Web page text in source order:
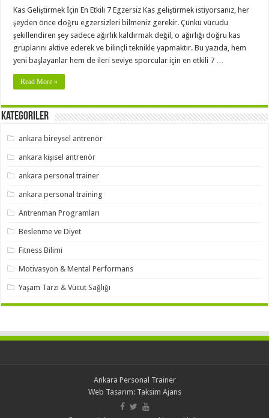
Kas Geliştirmek İçin En Etkili 7 Egzersiz Kas geliştirmek istiyorsanız, her
şeyden önce doğru egzersizleri bilmeniz gerekir. Çünkü vücudu
şekillendiren şey sadece ağırlık kaldırmak değil, o ağırlığı doğru kas
gruplarını aktive ederek ve bilinçli teknikle yapmaktır. Bu yazıda, hem
yeni başlayanlar hem de ileri seviye sporcular için en etkili 7 …
Read More »
Kategoriler
ankara bireysel antrenör
ankara kişisel antrenör
ankara personal trainer
ankara personal training
Antrenman Programları
Beslenme ve Diyet
Fitness Bilimi
Motivasyon & Mental Performans
Yaşam Tarzı & Vücut Sağlığı
Ankara Personal Trainer
Web Tasarım: Taksim Ajans